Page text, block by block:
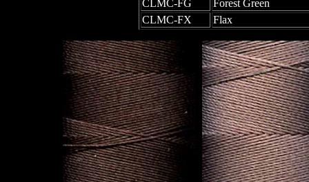
CLMC-FG
Forest Green
CLMC-FX
Flax